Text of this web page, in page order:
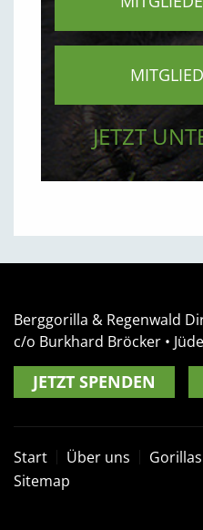
JETZT
Berggorilla & Regenwald
c/o Burkhard Bröcker •
JETZT SPENDEN
Start Über uns Gorillas
Sitemap